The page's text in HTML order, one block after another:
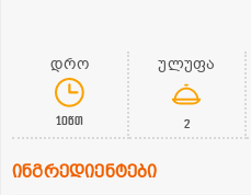
დრო
10წთ
ულუფა
2
ინგრედიენტები